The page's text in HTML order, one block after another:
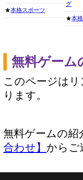
★本格スポーツ
グ
★本
無料ゲーム
このページは
ります。
無料ゲームの紹
合わせ】 からご